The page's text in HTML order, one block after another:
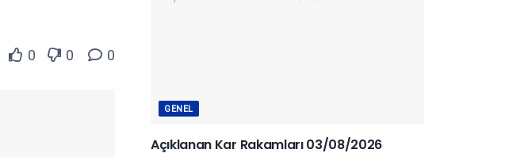
0 0 0
GENEL
Açıklanan Kar Rakamları 03/08/2026